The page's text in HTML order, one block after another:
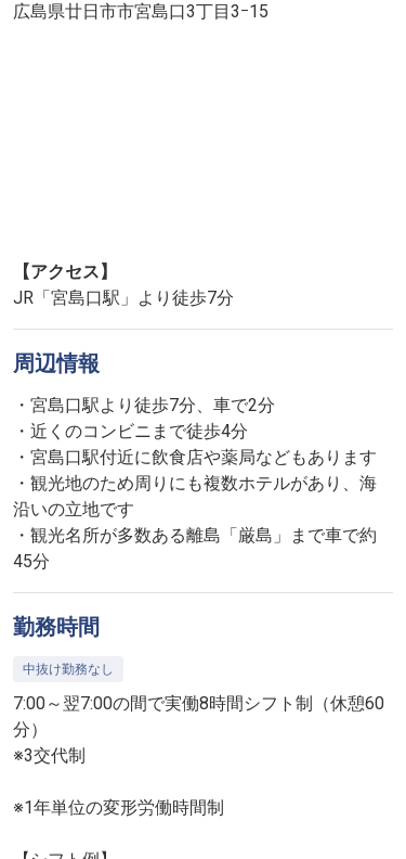
広島県廿日市市宮島口3丁目3ｰ15
【アクセス】
JR「宮島口駅」より徒歩7分
周辺情報
・宮島口駅より徒歩7分、車で2分
・近くのコンビニまで徒歩4分
・宮島口駅付近に飲食店や薬局などもあります
・観光地のため周りにも複数ホテルがあり、海
沿いの立地です
・観光名所が多数ある離島「厳島」まで車で約
45分
勤務時間
中抜け勤務なし
7:00～翌7:00の間で実働8時間シフト制（休憩60
分）
※3交代制
※1年単位の変形労働時間制